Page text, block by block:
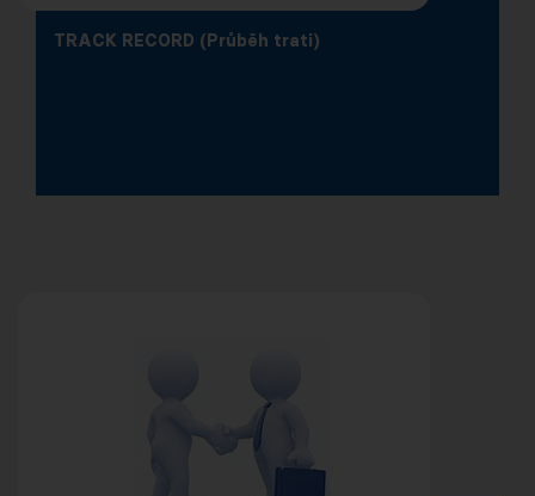
TRACK RECORD (Průběh trati)